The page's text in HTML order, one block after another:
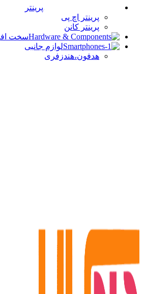
پرینتر
پرینتر اچ پی
پرینتر کانن
سخت
لوازم جانبی
هدفون،هندزفری